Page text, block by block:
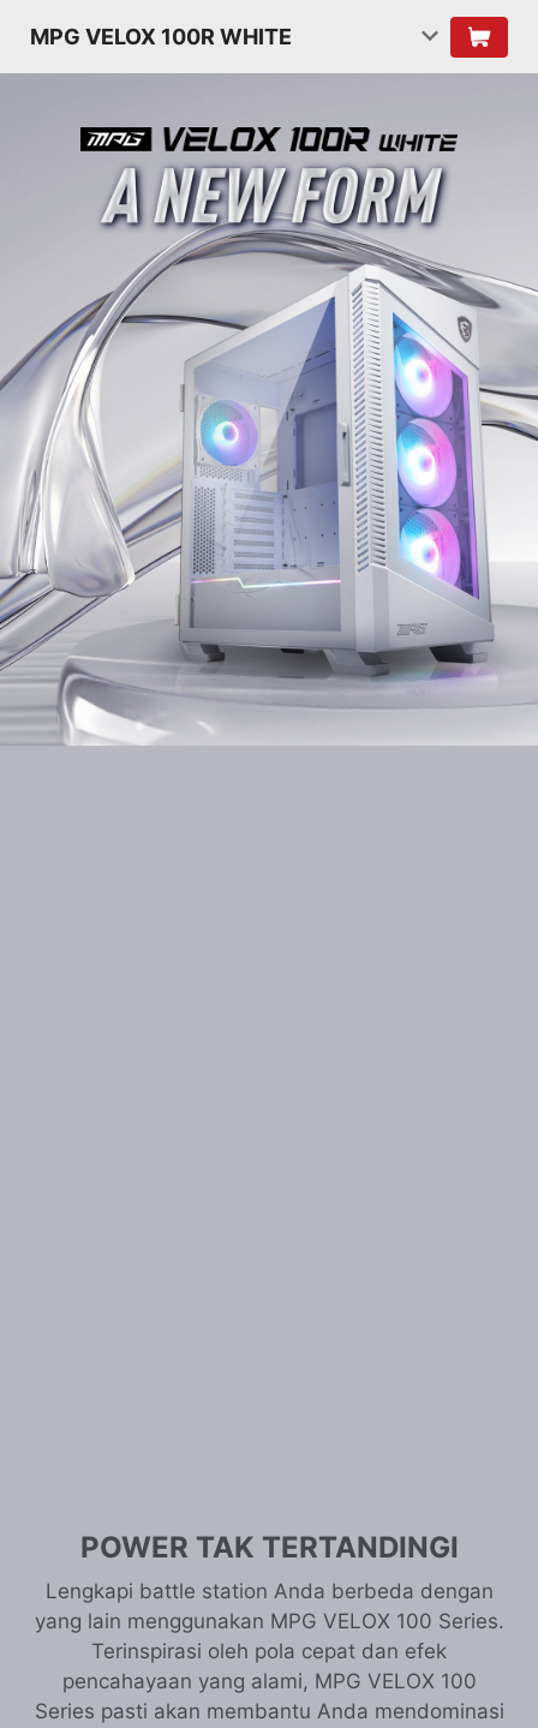
MPG VELOX 100R WHITE
POWER TAK TERTANDINGI
Lengkapi battle station Anda berbeda dengan
yang lain menggunakan MPG VELOX 100 Series.
Terinspirasi oleh pola cepat dan efek
pencahayaan yang alami, MPG VELOX 100
Series pasti akan membantu Anda mendominasi